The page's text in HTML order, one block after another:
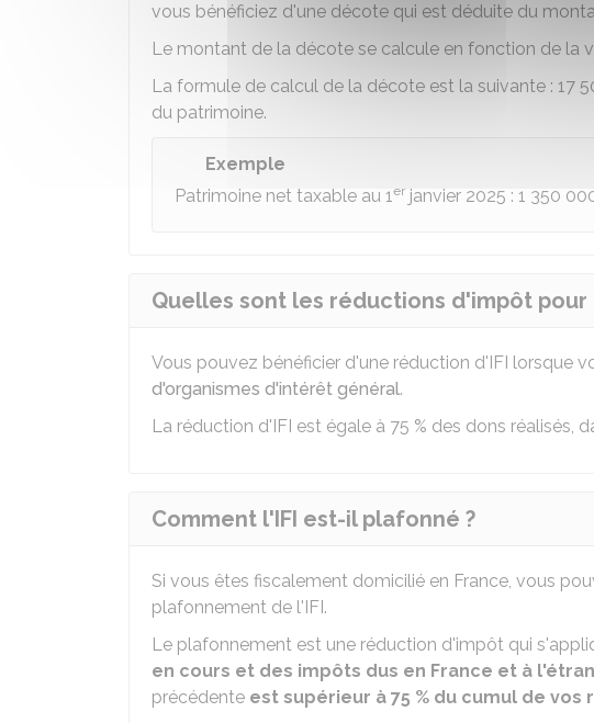
vous bénéficiez d'une décote qui est déduite du
Le montant de la décote se calcule en fonction de la
La formule de calcul de la décote est la suivante : 17
du patrimoine.
Exemple
Patrimoine net taxable au 1er janvier 2025 : 1 350
Quelles sont les réductions d'impôt pour
Vous pouvez bénéficier d'une réduction d'IFI lorsque
d'organismes d'intérêt général.
La réduction d'IFI est égale à 75 % des dons réalisés,
Comment l'IFI est-il plafonné ?
Si vous êtes fiscalement domicilié en France, vous
plafonnement de l'IFI.
Le plafonnement est une réduction d'impôt qui
en cours et des impôts dus en France et à
précédente est supérieur à 75 % du cumul de vos